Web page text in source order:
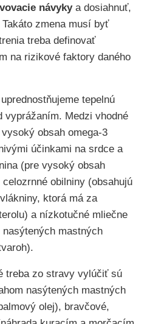
návykya dosiahnuť,
zmena musí byť
treba definovať
na rizikové faktory daného
tepelnú
vyprážaním. Medzi vhodné
obsah omega-3
účinkami na srdce a
(pre vysoký obsah
obilniny (obsahujú
ktorá má za
a nízkotučné mliečne
mastných
treba zo stravy vylúčiť sú
nasýtených mastných
olej), bravčové,